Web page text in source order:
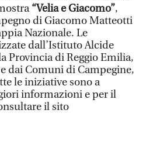
“Velia e Giacomo”,
di Giacomo Matteotti
Nazionale. Le
dall’Istituto Alcide
Provincia di Reggio Emilia,
dai Comuni di Campegine,
le iniziative sono a
informazioni e per il
il sito